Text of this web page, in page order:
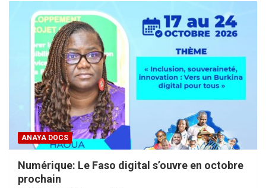
ANAYA DOCS
Numérique: Le Faso digital s’ouvre en octobre
prochain